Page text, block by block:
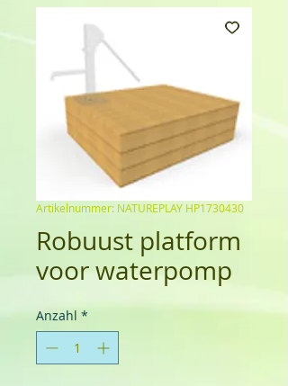
Artikelnummer: NATUREPLAY HP1730430
Robuust platform
voor waterpomp
Anzahl *